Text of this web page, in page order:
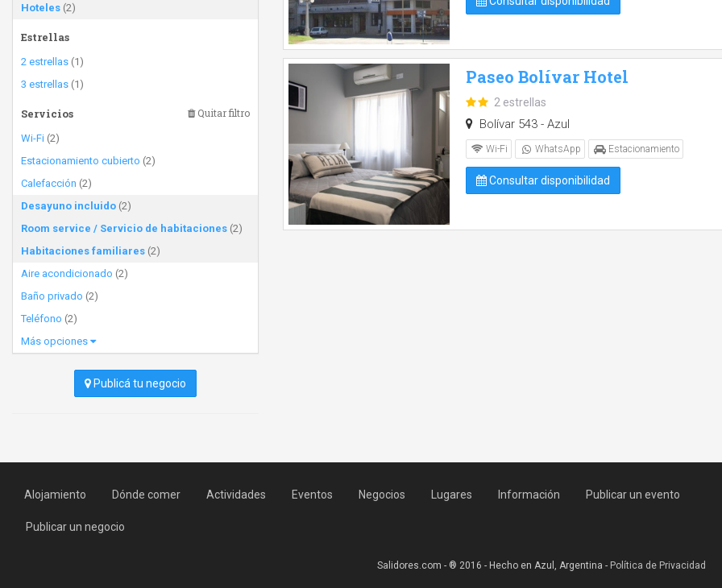
Hoteles (2)
Estrellas
2 estrellas (1)
3 estrellas (1)
Servicios Quitar filtro
Wi-Fi (2)
Estacionamiento cubierto (2)
Calefacción (2)
Desayuno incluido (2)
Room service / Servicio de habitaciones (2)
Habitaciones familiares (2)
Aire acondicionado (2)
Baño privado (2)
Teléfono (2)
Más opciones
Publicá tu negocio
Paseo Bolívar Hotel
2 estrellas
Bolívar 543 - Azul
Wi-Fi WhatsApp Estacionamiento
Consultar disponibilidad
Alojamiento Dónde comer Actividades Eventos Negocios Lugares Información Publicar un evento
Publicar un negocio
Salidores.com - ® 2016 - Hecho en Azul, Argentina - Política de Privacidad